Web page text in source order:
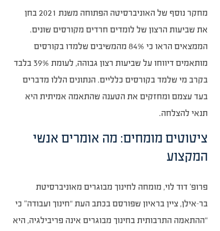
מחקר נוסף של האוניברסיטה הפתוחה משנת 2021 בחן
את שביעות הרצון של לומדים חרדים מקורסים שונים.
הממצאים הראו כי 84% מהמשיבים שלמדו בקורסים
מותאמים דיווחו על שביעות רצון גבוהה, לעומת 39% בלבד
בקרב מי שלמד בקורסים כלליים. הנתונים הללו מדברים
בעד עצמם ומחזקים את הטענה שהתאמה אמיתית היא
תנאי להצלחה.
ציטוטים מומחים: מה אומרים אנשי
המקצוע
פרופ’ דוד לוי, מומחה לחינוך מבוגרים מאוניברסיטת
בר-אילן, ציין בראיון שפורסם בכתב העת “חינוך ועבודה” כי
“ההתאמה התרבותית בחינוך מבוגרים אינה פריבילגיה, היא